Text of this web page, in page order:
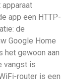
apparaat
app een HTTP-
de
Google Home
het gewoon aan
vangst is
router is een